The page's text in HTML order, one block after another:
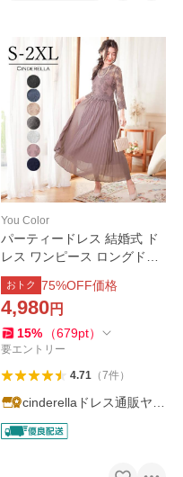
You Color
パーティードレス 結婚式 ド
レス ワンピース ロングドレ
ス レディース 20代 30代 ゆ
ったり ロング丈 ロングワン
ピース 大きいサイズ 謝恩会
披露宴 yj188591
おトク 75%OFF価格
4,980円
15% （679pt）
要エントリー
4.71 （7件）
cinderellaドレス通販ヤフ
ー店